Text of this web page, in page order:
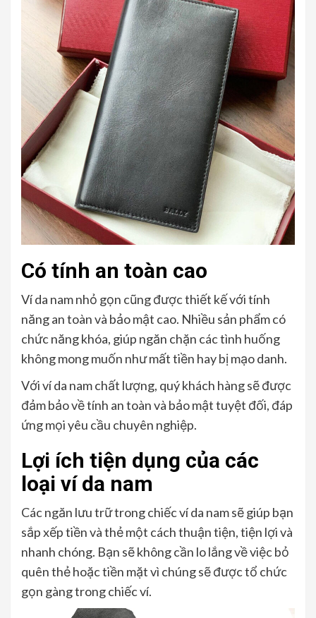
Có tính an toàn cao
Ví da nam nhỏ gọn cũng được thiết kế với tính
năng an toàn và bảo mật cao. Nhiều sản phẩm có
chức năng khóa, giúp ngăn chặn các tình huống
không mong muốn như mất tiền hay bị mạo danh.
Với ví da nam chất lượng, quý khách hàng sẽ được
đảm bảo về tính an toàn và bảo mật tuyệt đối, đáp
ứng mọi yêu cầu chuyên nghiệp.
Lợi ích tiện dụng của các
loại ví da nam
Các ngăn lưu trữ trong chiếc ví da nam sẽ giúp bạn
sắp xếp tiền và thẻ một cách thuận tiện, tiện lợi và
nhanh chóng. Bạn sẽ không cần lo lắng về việc bỏ
quên thẻ hoặc tiền mặt vì chúng sẽ được tổ chức
gọn gàng trong chiếc ví.